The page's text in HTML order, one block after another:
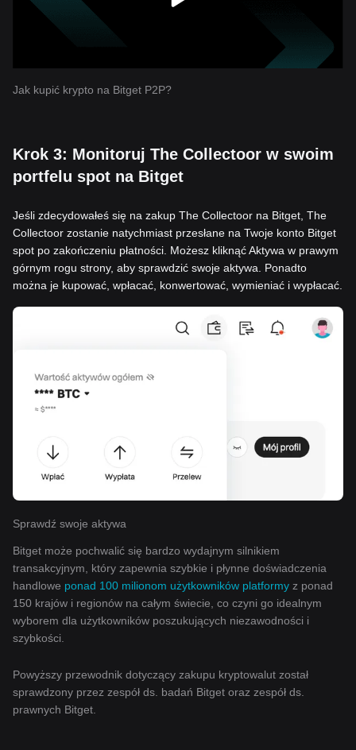
Jak kupić krypto na Bitget P2P?
Krok 3: Monitoruj The Collectoor w swoim
portfelu spot na Bitget
Jeśli zdecydowałeś się na zakup The Collectoor na Bitget, The
Collectoor zostanie natychmiast przesłane na Twoje konto Bitget
spot po zakończeniu płatności. Możesz kliknąć Aktywa w prawym
górnym rogu strony, aby sprawdzić swoje aktywa. Ponadto
można je kupować, wpłacać, konwertować, wymieniać i wypłacać.
Sprawdź swoje aktywa
Bitget może pochwalić się bardzo wydajnym silnikiem
transakcyjnym, który zapewnia szybkie i płynne doświadczenia
handlowe ponad 100 milionom użytkowników platformy z ponad
150 krajów i regionów na całym świecie, co czyni go idealnym
wyborem dla użytkowników poszukujących niezawodności i
szybkości.
Powyższy przewodnik dotyczący zakupu kryptowalut został
sprawdzony przez zespół ds. badań Bitget oraz zespół ds.
prawnych Bitget.